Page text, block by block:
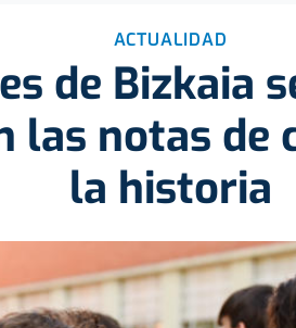
ACTUALIDAD
de Bizkaia
las notas de
la historia